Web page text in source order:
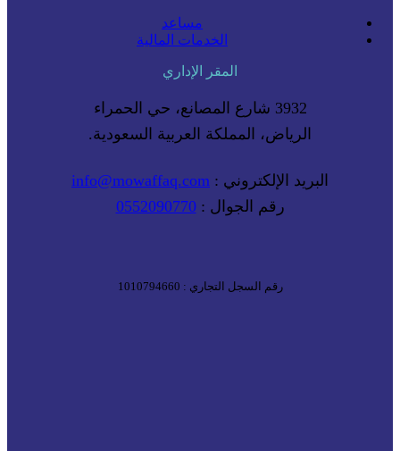
مساعد
الخدمات المالية
المقر الإداري
3932 شارع المصانع، حي الحمراء
الرياض، المملكة العربية السعودية.
البريد الإلكتروني : info@mowaffaq.com
رقم الجوال :0552090770
رقم السجل التجاري : 1010794660